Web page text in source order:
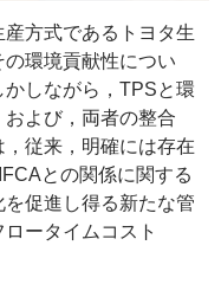
方式であるトヨタ生
環境貢献性につい
しながら，TPSと環
よび，両者の整合
従来，明確には存在
との関係に関する
促進し得る新たな管
ータイムコスト